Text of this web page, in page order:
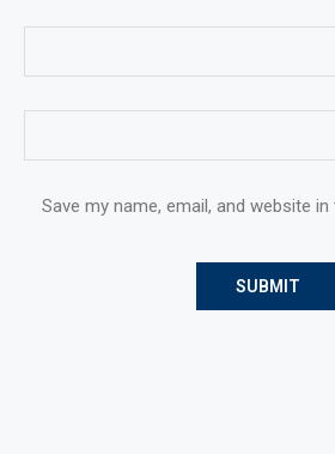
Save my name, email, and website